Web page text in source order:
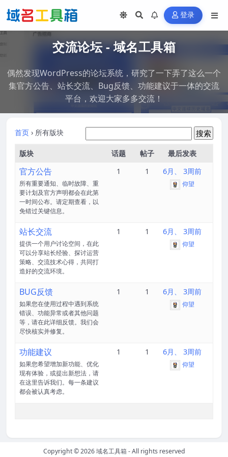
登录
交流论坛 - 域名工具箱
偶然发现WordPress的论坛系统，研究了一下弄了这么一个
集官方公告、站长交流、Bug反馈、功能建议于一体的交流
平台，欢迎大家多多交流！
首页 › 所有版块
版块 话题 帖子 最后发表
官方公告
所有重要通知、临时故障、重
要计划及官方声明都会在此第
一时间公布。请定期查看，以
免错过关键信息。
1 1 6月、 3周前
仰望
站长交流
提供一个用户讨论空间，在此
可以分享站长经验、探讨运营
策略、交流技术心得，共同打
造好的交流环境。
1 1 6月、 3周前
仰望
BUG反馈
如果您在使用过程中遇到系统
错误、功能异常或者其他问题
等，请在此详细反馈。我们会
尽快核实并修复。
1 1 6月、 3周前
仰望
功能建议
如果您希望增加新功能、优化
现有体验，或提出新想法，请
在这里告诉我们。每一条建议
都会被认真考虑。
1 1 6月、 3周前
仰望
Copyright © 2026域名工具箱 - All rights reserved